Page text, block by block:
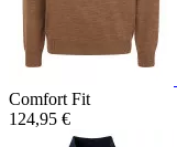
Comfort Fit
124,95 €